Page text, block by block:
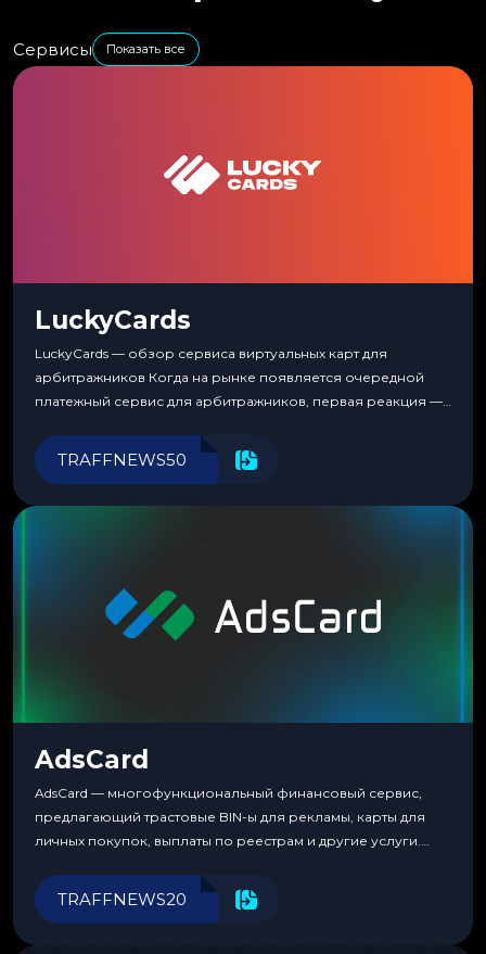
Сервисы Показать все
LuckyCards
LuckyCards — обзор сервиса виртуальных карт для
арбитражников Когда на рынке появляется очередной
платежный сервис для арбитражников, первая реакция —
перестаешь воспринимать всерьез любой новый продукт,
пока тот не докажет обратное делом. LuckyCards — история
TRAFFNEWS50
AdsCard
AdsCard — многофункциональный финансовый сервис,
предлагающий трастовые BIN-ы для рекламы, карты для
личных покупок, выплаты по реестрам и другие услуги.
инструменты для управления финансами.
TRAFFNEWS20